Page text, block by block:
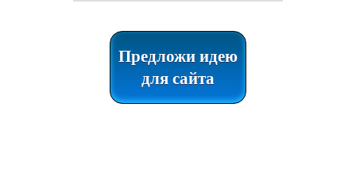
Предложи идею
для сайта